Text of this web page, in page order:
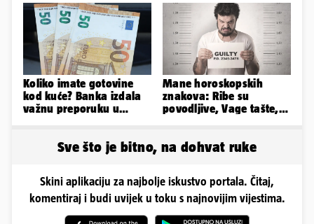
kombinezonu
Koliko imate gotovine
kod kuće? Banka izdala
važnu preporuku u
Mane horoskopskih
znakova: Ribe su
povodljive, Vage tašte,
Sve što je bitno, na dohvat ruke
Skini aplikaciju za najbolje iskustvo portala. Čitaj,
komentiraj i budi uvijek u toku s najnovijim vijestima.